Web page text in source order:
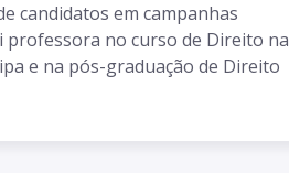
candidatos em campanhas
professora no curso de Direito na
e na pós-graduação de Direito
curso Propaganda e Marketing